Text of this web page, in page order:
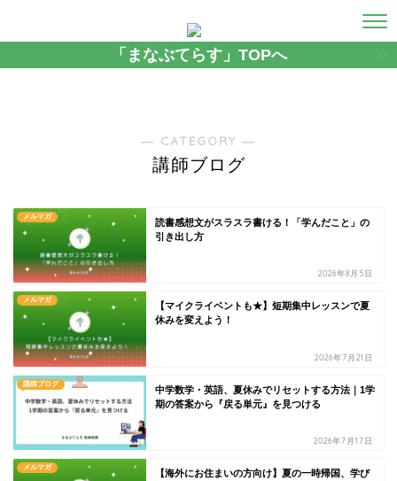
「まなぶてらす」TOPへ
― CATEGORY ―
講師ブログ
メルマガ
読書感想文がスラスラ書ける！「学んだこと」の
引き出し方
2026年8月5日
メルマガ
【マイクライベントも★】短期集中レッスンで夏
休みを変えよう！
2026年7月21日
講師ブログ
中学数学・英語、夏休みでリセットする方法｜1学
期の答案から『戻る単元』を見つける
2026年7月17日
メルマガ
【海外にお住まいの方向け】夏の一時帰国、学び